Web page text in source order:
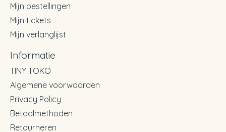
Mijn bestellingen
Mijn tickets
Mijn verlanglijst
Informatie
TINY TOKO
Algemene voorwaarden
Privacy Policy
Betaalmethoden
Retourneren